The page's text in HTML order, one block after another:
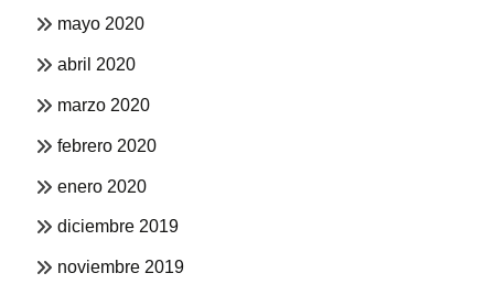
mayo 2020
abril 2020
marzo 2020
febrero 2020
enero 2020
diciembre 2019
noviembre 2019